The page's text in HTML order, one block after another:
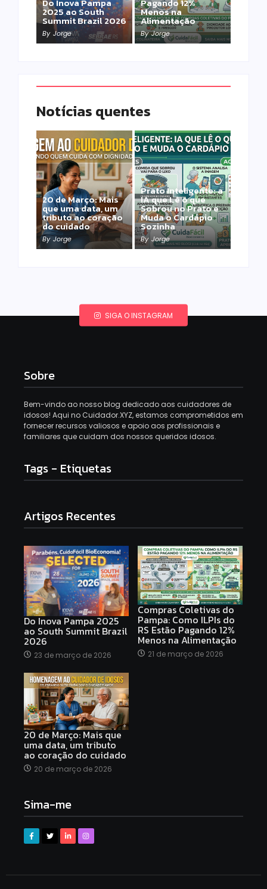
2025 ao South
Summit Brazil 2026
By Jorge
Menos na
Alimentação
By Jorge
Notícias quentes
20 de Março: Mais
que uma data, um
tributo ao coração
do cuidado
By Jorge
Prato Inteligente: a
IA que Lê o que
Sobrou no Prato e
Muda o Cardápio
Sozinha
By Jorge
SIGA O INSTAGRAM
Sobre
Bem-vindo ao nosso blog dedicado aos cuidadores de
idosos! Aqui no Cuidador.XYZ, estamos comprometidos em
fornecer recursos valiosos e apoio aos profissionais e
familiares que cuidam dos nossos queridos idosos.
Tags - Etiquetas
Artigos Recentes
Do Inova Pampa 2025
ao South Summit Brazil
2026
23 de março de 2026
Compras Coletivas do
Pampa: Como ILPIs do
RS Estão Pagando 12%
Menos na Alimentação
21 de março de 2026
20 de Março: Mais que
uma data, um tributo
ao coração do cuidado
20 de março de 2026
Sima-me